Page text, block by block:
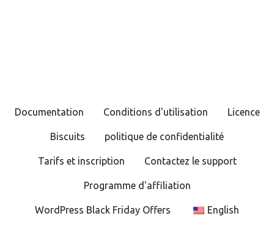
Documentation Conditions d'utilisation Licence
Biscuits politique de confidentialité
Tarifs et inscription Contactez le support
Programme d'affiliation
WordPress Black Friday Offers English